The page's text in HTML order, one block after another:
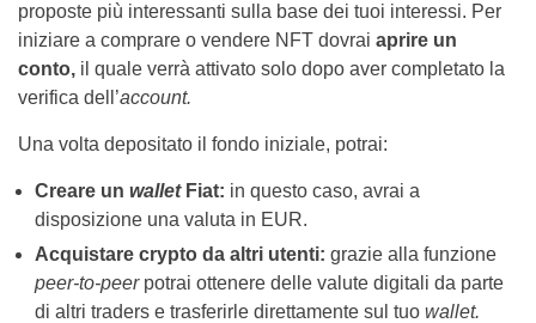
proposte più interessanti sulla base dei tuoi interessi. Per
iniziare a comprare o vendere NFT dovrai aprire un
conto, il quale verrà attivato solo dopo aver completato la
verifica dell’account.
Una volta depositato il fondo iniziale, potrai:
Creare un walletFiat: in questo caso, avrai a
disposizione una valuta in EUR.
Acquistare crypto da altri utenti: grazie alla funzione
peer-to-peer potrai ottenere delle valute digitali da parte
di altri traders e trasferirle direttamente sul tuo wallet.